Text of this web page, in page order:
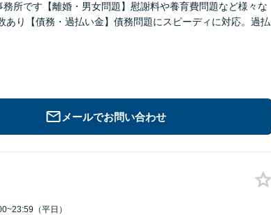
所です【離婚・男女問題】慰謝料や養育費問題など様々な
り【債務・過払い金】債務問題にスピーディに対応。過払
メールでお問い合わせ
（平日）